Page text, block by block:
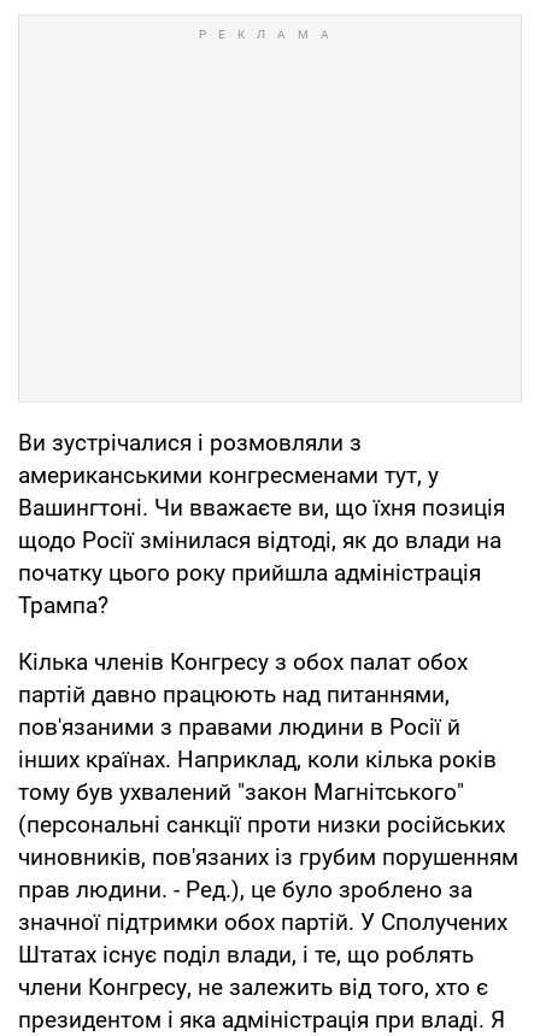
Ви зустрічалися і розмовляли з
американськими конгресменами тут, у
Вашингтоні. Чи вважаєте ви, що їхня позиція
щодо Росії змінилася відтоді, як до влади на
початку цього року прийшла адміністрація
Трампа?
Кілька членів Конгресу з обох палат обох
партій давно працюють над питаннями,
пов'язаними з правами людини в Росії й
інших країнах. Наприклад, коли кілька років
тому був ухвалений "закон Магнітського"
(персональні санкції проти низки російських
чиновників, пов'язаних із грубим порушенням
прав людини. - Ред.), це було зроблено за
значної підтримки обох партій. У Сполучених
Штатах існує поділ влади, і те, що роблять
члени Конгресу, не залежить від того, хто є
президентом і яка адміністрація при владі. Я